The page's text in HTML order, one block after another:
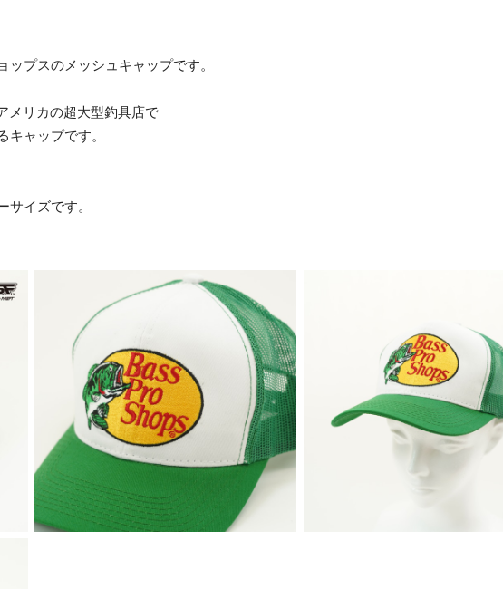
プスのメッシュキャップです。
メリカの超大型釣具店で
キャップです。
サイズです。